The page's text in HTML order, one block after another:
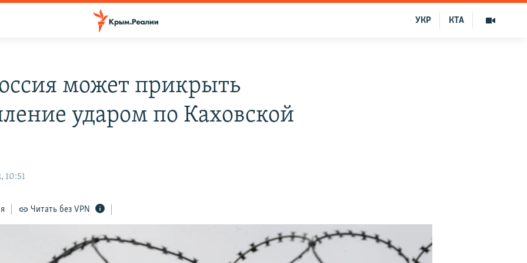
КТА
УКР
может прикрыть
ударом по Каховской
10:51
Читать без VPN